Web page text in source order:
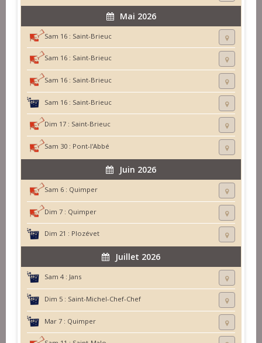
Mai 2026
Sam 16 : Saint-Brieuc
Sam 16 : Saint-Brieuc
Sam 16 : Saint-Brieuc
Sam 16 : Saint-Brieuc
Dim 17 : Saint-Brieuc
Sam 30 : Pont-l'Abbé
Juin 2026
Sam 6 : Quimper
Dim 7 : Quimper
Dim 21 : Plozévet
Juillet 2026
Sam 4 : Jans
Dim 5 : Saint-Michel-Chef-Chef
Mar 7 : Quimper